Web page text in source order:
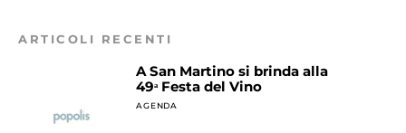
ARTICOLI RECENTI
A San Martino si brinda alla
49ᵃ Festa del Vino
AGENDA